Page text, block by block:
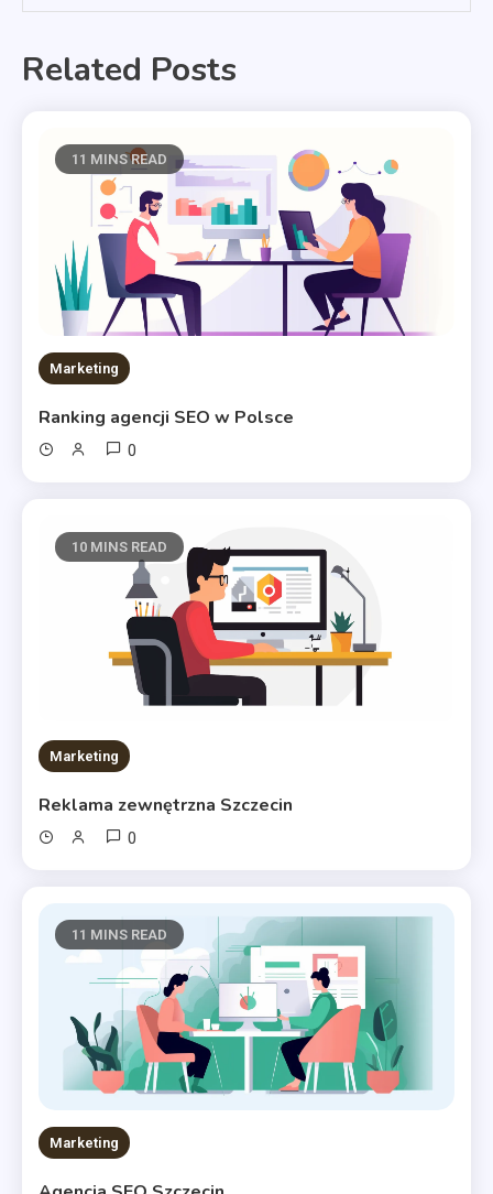
Related Posts
11 MINS READ
Marketing
Ranking agencji SEO w Polsce
0
10 MINS READ
Marketing
Reklama zewnętrzna Szczecin
0
11 MINS READ
Marketing